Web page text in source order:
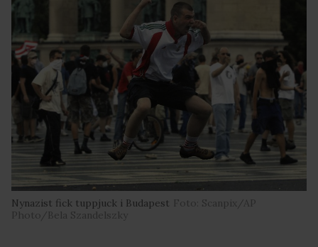
Nynazist fick tuppjuck i Budapest Foto: Scanpix/AP
Photo/Bela Szandelszky